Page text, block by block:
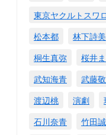
東京ヤクルトスワ
松本都
林下詩美
桐生真弥
桜井
武知海青
武藤
渡辺桃
演劇
石川奈青
竹田